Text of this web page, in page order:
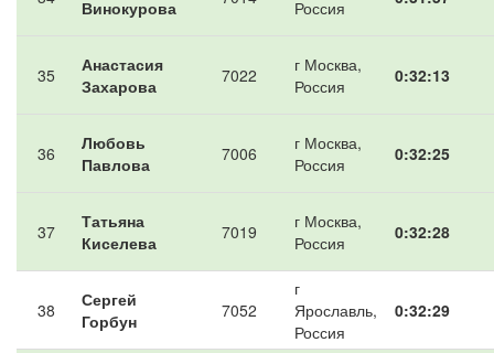
Винокурова
Россия
35
Анастасия
Захарова
7022
г Москва,
Россия
0:32:13
36
Любовь
Павлова
7006
г Москва,
Россия
0:32:25
37
Татьяна
Киселева
7019
г Москва,
Россия
0:32:28
38
Сергей
Горбун
7052
г
Ярославль,
Россия
0:32:29